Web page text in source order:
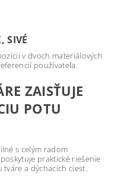
SIVÉ
v dvoch materiálových
používateľa.
ZAISŤUJE
POTU
s celým radom
praktické riešenie
a dýchacích ciest.